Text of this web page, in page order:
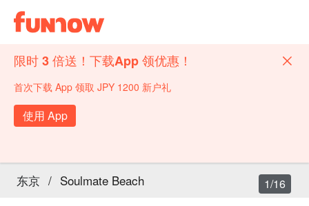
限时 3 倍送！下载App 领优惠！
首次下载 App 领取 JPY 1200 新户礼
使用 App
东京 / Soulmate Beach 1/16